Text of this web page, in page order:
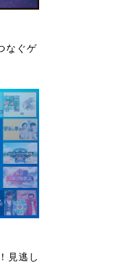
なぐゲ
見逃し